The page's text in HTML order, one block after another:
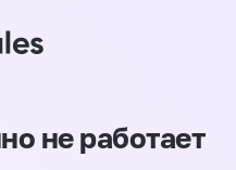
не работает